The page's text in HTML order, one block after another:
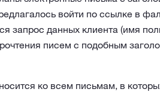
войти по ссылке в
запрос данных клиента (имя
писем с подобным
ко всем письмам, в